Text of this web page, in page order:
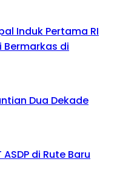
Induk Pertama RI
Bermarkas di
Dua Dekade
di Rute Baru